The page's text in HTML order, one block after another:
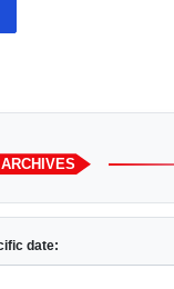
ARCHIVES
date: